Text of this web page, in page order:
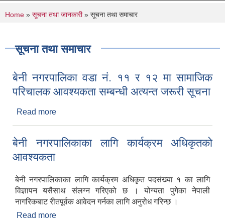
You are here
Home » सूचना तथा जानकारी» सूचना तथा समाचार
सूचना तथा समाचार
बेनी नगरपालिका वडा नं. ११ र १२ मा सामाजिक
परिचालक आवश्यकता सम्बन्धी अत्यन्त जरूरी सूचना
Read more
बेनी नगरपालिकाका लागि कार्यक्रम अधिकृतको
आवश्यकता
बेनी नगरपालिकाका लागि कार्यक्रम अधिकृत पदसंख्या १ का लागि
विज्ञापन यसैसाथ संलग्न गरिएको छ । योग्यता पुगेका नेपाली
नागरिकबाट रीतपूर्वक आवेदन गर्नका लागि अनुरोध गरिन्छ ।
Read more